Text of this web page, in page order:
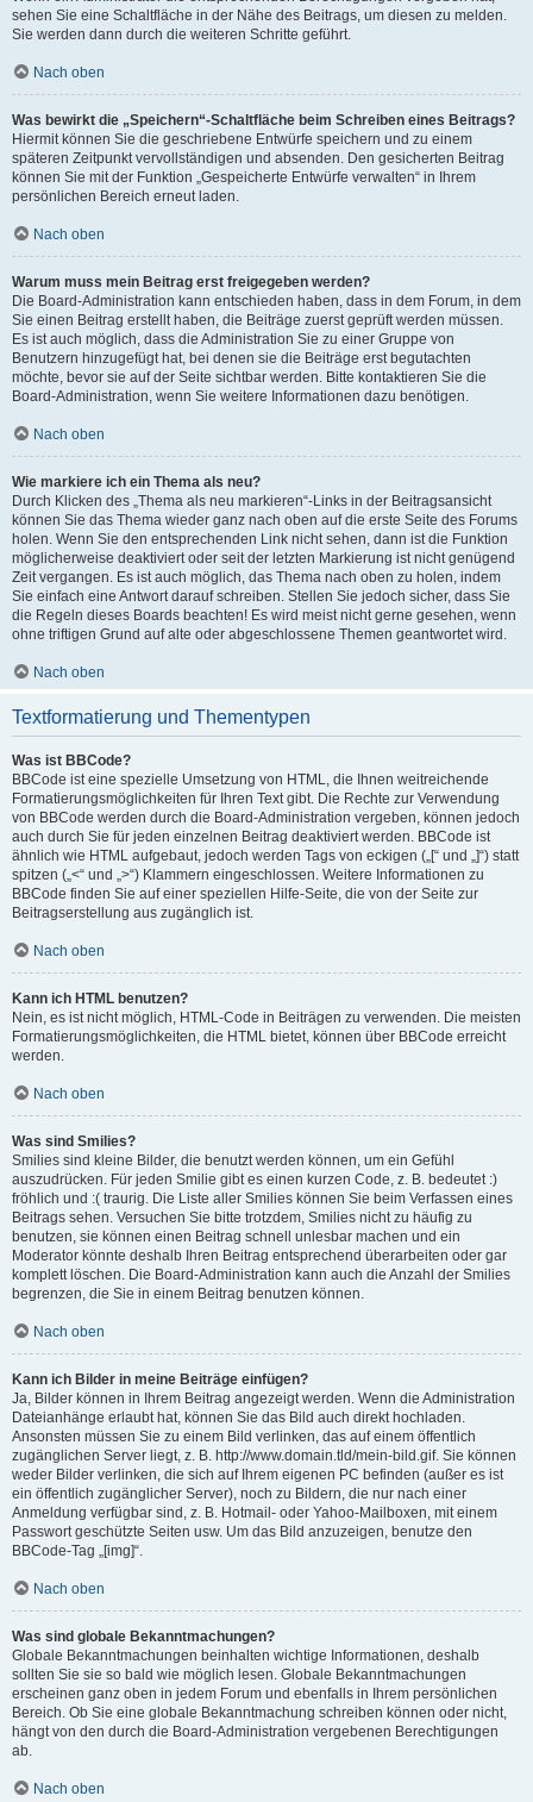
sehen Sie eine Schaltfläche in der Nähe des Beitrags, um diesen zu melden.
Sie werden dann durch die weiteren Schritte geführt.
Nach oben
Was bewirkt die „Speichern“-Schaltfläche beim Schreiben eines Beitrags?
Hiermit können Sie die geschriebene Entwürfe speichern und zu einem
späteren Zeitpunkt vervollständigen und absenden. Den gesicherten Beitrag
können Sie mit der Funktion „Gespeicherte Entwürfe verwalten“ in Ihrem
persönlichen Bereich erneut laden.
Nach oben
Warum muss mein Beitrag erst freigegeben werden?
Die Board-Administration kann entschieden haben, dass in dem Forum, in dem
Sie einen Beitrag erstellt haben, die Beiträge zuerst geprüft werden müssen.
Es ist auch möglich, dass die Administration Sie zu einer Gruppe von
Benutzern hinzugefügt hat, bei denen sie die Beiträge erst begutachten
möchte, bevor sie auf der Seite sichtbar werden. Bitte kontaktieren Sie die
Board-Administration, wenn Sie weitere Informationen dazu benötigen.
Nach oben
Wie markiere ich ein Thema als neu?
Durch Klicken des „Thema als neu markieren“-Links in der Beitragsansicht
können Sie das Thema wieder ganz nach oben auf die erste Seite des Forums
holen. Wenn Sie den entsprechenden Link nicht sehen, dann ist die Funktion
möglicherweise deaktiviert oder seit der letzten Markierung ist nicht genügend
Zeit vergangen. Es ist auch möglich, das Thema nach oben zu holen, indem
Sie einfach eine Antwort darauf schreiben. Stellen Sie jedoch sicher, dass Sie
die Regeln dieses Boards beachten! Es wird meist nicht gerne gesehen, wenn
ohne triftigen Grund auf alte oder abgeschlossene Themen geantwortet wird.
Nach oben
Textformatierung und Thementypen
Was ist BBCode?
BBCode ist eine spezielle Umsetzung von HTML, die Ihnen weitreichende
Formatierungsmöglichkeiten für Ihren Text gibt. Die Rechte zur Verwendung
von BBCode werden durch die Board-Administration vergeben, können jedoch
auch durch Sie für jeden einzelnen Beitrag deaktiviert werden. BBCode ist
ähnlich wie HTML aufgebaut, jedoch werden Tags von eckigen („[“ und „]“) statt
spitzen („<“ und „>“) Klammern eingeschlossen. Weitere Informationen zu
BBCode finden Sie auf einer speziellen Hilfe-Seite, die von der Seite zur
Beitragserstellung aus zugänglich ist.
Nach oben
Kann ich HTML benutzen?
Nein, es ist nicht möglich, HTML-Code in Beiträgen zu verwenden. Die meisten
Formatierungsmöglichkeiten, die HTML bietet, können über BBCode erreicht
werden.
Nach oben
Was sind Smilies?
Smilies sind kleine Bilder, die benutzt werden können, um ein Gefühl
auszudrücken. Für jeden Smilie gibt es einen kurzen Code, z. B. bedeutet :)
fröhlich und :( traurig. Die Liste aller Smilies können Sie beim Verfassen eines
Beitrags sehen. Versuchen Sie bitte trotzdem, Smilies nicht zu häufig zu
benutzen, sie können einen Beitrag schnell unlesbar machen und ein
Moderator könnte deshalb Ihren Beitrag entsprechend überarbeiten oder gar
komplett löschen. Die Board-Administration kann auch die Anzahl der Smilies
begrenzen, die Sie in einem Beitrag benutzen können.
Nach oben
Kann ich Bilder in meine Beiträge einfügen?
Ja, Bilder können in Ihrem Beitrag angezeigt werden. Wenn die Administration
Dateianhänge erlaubt hat, können Sie das Bild auch direkt hochladen.
Ansonsten müssen Sie zu einem Bild verlinken, das auf einem öffentlich
zugänglichen Server liegt, z. B. http://www.domain.tld/mein-bild.gif. Sie können
weder Bilder verlinken, die sich auf Ihrem eigenen PC befinden (außer es ist
ein öffentlich zugänglicher Server), noch zu Bildern, die nur nach einer
Anmeldung verfügbar sind, z. B. Hotmail- oder Yahoo-Mailboxen, mit einem
Passwort geschützte Seiten usw. Um das Bild anzuzeigen, benutze den
BBCode-Tag „[img]“.
Nach oben
Was sind globale Bekanntmachungen?
Globale Bekanntmachungen beinhalten wichtige Informationen, deshalb
sollten Sie sie so bald wie möglich lesen. Globale Bekanntmachungen
erscheinen ganz oben in jedem Forum und ebenfalls in Ihrem persönlichen
Bereich. Ob Sie eine globale Bekanntmachung schreiben können oder nicht,
hängt von den durch die Board-Administration vergebenen Berechtigungen
ab.
Nach oben